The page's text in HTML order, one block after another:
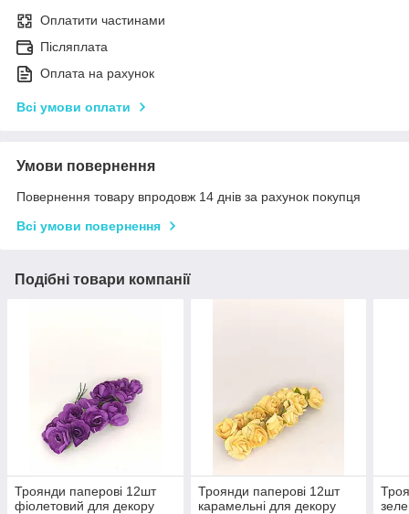
Оплатити частинами
Післяплата
Оплата на рахунок
Всі умови оплати
Умови повернення
Повернення товару впродовж 14 днів за рахунок покупця
Всі умови повернення
Подібні товари компанії
Троянди паперові 12шт
фіолетовий для декору
Троянди паперові 12шт
карамельні для декору